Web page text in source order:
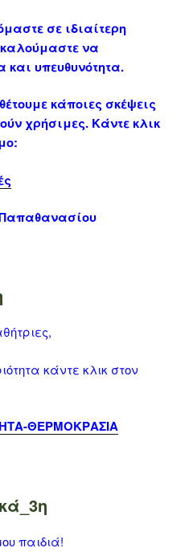
σε ιδιαίτερη
να
υπευθυνότητα.
κάποιες σκέψεις
χρήσιμες. Κάντε κλικ
κάντε κλικ στον
ΘΕΡΜΟΚΡΑΣΙΑ
παιδιά!